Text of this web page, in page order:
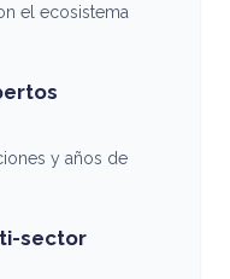
el ecosistema
y años de
sector